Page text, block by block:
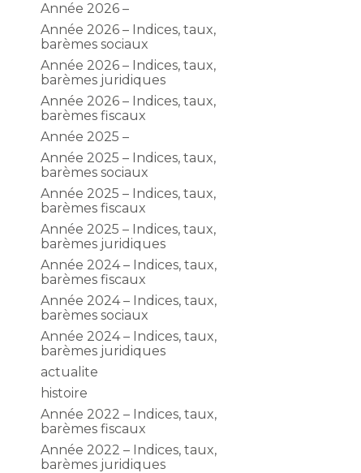
Année 2026 –
Année 2026 – Indices, taux,
barèmes sociaux
Année 2026 – Indices, taux,
barèmes juridiques
Année 2026 – Indices, taux,
barèmes fiscaux
Année 2025 –
Année 2025 – Indices, taux,
barèmes sociaux
Année 2025 – Indices, taux,
barèmes fiscaux
Année 2025 – Indices, taux,
barèmes juridiques
Année 2024 – Indices, taux,
barèmes fiscaux
Année 2024 – Indices, taux,
barèmes sociaux
Année 2024 – Indices, taux,
barèmes juridiques
actualite
histoire
Année 2022 – Indices, taux,
barèmes fiscaux
Année 2022 – Indices, taux,
barèmes juridiques